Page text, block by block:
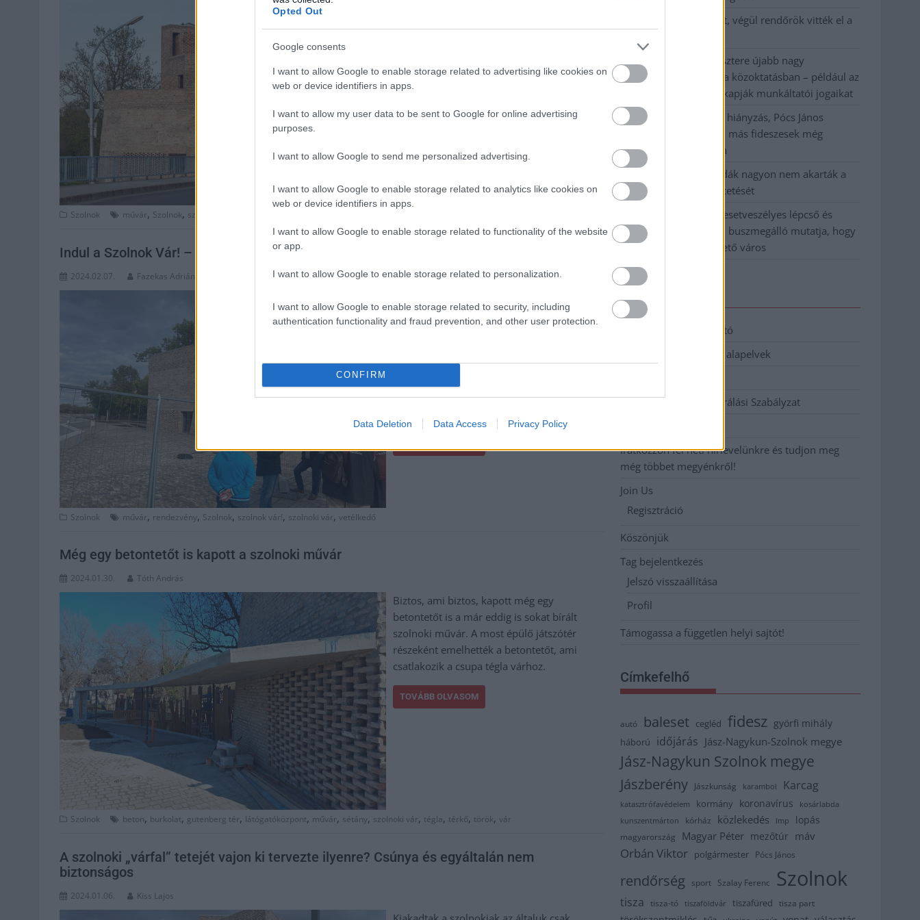
Opted Out
Google consents
I want to allow Google to enable storage related to advertising like cookies on
web or device identifiers in apps.
I want to allow my user data to be sent to Google for online advertising
purposes.
I want to allow Google to send me personalized advertising.
I want to allow Google to enable storage related to analytics like cookies on
web or device identifiers in apps.
I want to allow Google to enable storage related to functionality of the website
or app.
I want to allow Google to enable storage related to personalization.
I want to allow Google to enable storage related to security, including
authentication functionality and fraud prevention, and other user protection.
CONFIRM
Data Deletion Data Access Privacy Policy
művárnak” nevezett Várkapu
pénzügyi, mind esztétikai szempontból
sokan kifejezték az elégedetlenségüket.
Közéjük tartozik olvasónk is, aki a
Szolnok művár, Szolnok, szolnoki vár
Indul a Szolnok Vár! – Izgalmas helytörténeti vetélkedőt rendeznek
2024.02.07. Fazekas Adrián
rendezik meg a 2024. február-április között
a Szolnok Vár! helytörténeti vetélkedőt. A
környékén a fiatalok jobban megismerjék
identitás megerősítése sem utolsó
Szolnok művár, rendezvény, Szolnok, szolnok vár!, szolnoki vár, vetélkedő
Még egy betontetőt is kapott a szolnoki művár
2024.01.30. Tóth András
Biztos, ami biztos, kapott még egy
betontetőt is a már eddig is sokat bírált
szolnoki művár. A most épülő játszótér
részeként emelhették a betontetőt, ami
csatlakozik a csupa tégla várhoz.
TOVÁBB OLVASOM
Szolnok beton, burkolat, gutenberg tér, látógatóközpont, művár, sétány, szolnoki vár, tégla, térkő, török, vár
A szolnoki „várfal” tetejét vajon ki tervezte ilyenre? Csúnya és egyáltalán nem
biztonságos
2024.01.06. Kiss Lajos
Egy telefonhívást akart, végül rendőrök vitték el a
A Tisza kormány minisztere újabb nagy
változásokról döntött a közoktatásban – például az
iskolaigazgatók visszakapják munkáltatói jogaikat
Sok volt az igazolatlan hiányzás, Pócs János
fizetéslevonást kapott, más fideszesek még
kevesebbet vittek haza
A Szolnok megyei gazdák nagyon nem akarták a
JÉGER további üzemeltetését
Csendélet 5.0: alig balesetveszélyes lépcső és
remek állapotban levő buszmegálló mutatja, hogy
Szolnok mennyire élhető város
Elérhetőség
Adatkezelési tájékoztató
Etikai és függetlenségi alapelvek
Hozzászólási és Moderálási Szabályzat
Iratkozzon fel heti hírlevelünkre és tudjon meg
még többet megyénkről!
Join Us
Regisztráció
Köszönjük
Tag bejelentkezés
Jelszó visszaállítása
Profil
Támogassa a független helyi sajtót!
Címkefelhő
autó baleset cegléd fidesz györfi mihály
háború időjárás Jász-Nagykun-Szolnok megye
Jász-Nagykun Szolnok megye
Jászberény Jászkunság karambol Karcag
katasztrófavédelem kormány koronavírus
kosárlabda
kunszentmárton
kórház közlekedés lmp lopás
magyarország Magyar Péter mezőtúr máv
Orbán Viktor polgármester Pócs János
rendőrség sport Szalay Ferenc Szolnok
tisza tisza-tó tiszaföldvár tiszafüred tisza part